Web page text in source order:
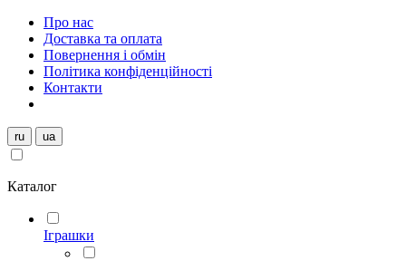
Про нас
Доставка та оплата
Повернення і обмін
Політика конфіденційності
Контакти
ru ua
Каталог
Іграшки